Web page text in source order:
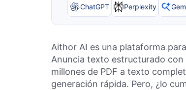
ChatGPT Perplexity
Aithor AI es una plataforma
Anuncia texto estructurado
millones de PDF a texto
generación rápida. Pero, ¿lo